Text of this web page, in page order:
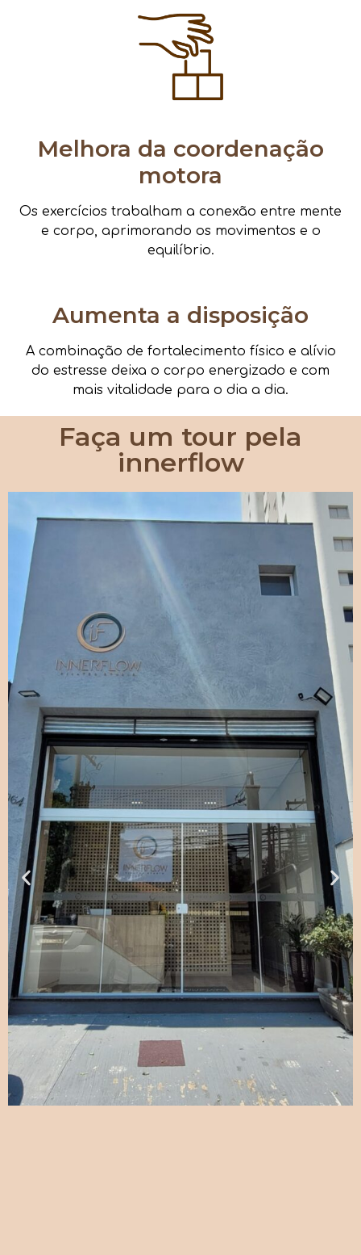
Melhora da coordenação
motora
Os exercícios trabalham a conexão entre mente
e corpo, aprimorando os movimentos e o
equilíbrio.
Aumenta a disposição
A combinação de fortalecimento físico e alívio
do estresse deixa o corpo energizado e com
mais vitalidade para o dia a dia.
Faça um tour pela
innerflow